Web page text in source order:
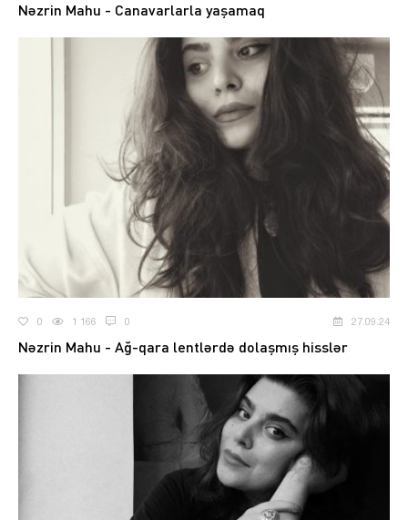
Nəzrin Mahu - Canavarlarla yaşamaq
0 1 166 0 27.09.24
Nəzrin Mahu - Ağ-qara lentlərdə dolaşmış hisslər